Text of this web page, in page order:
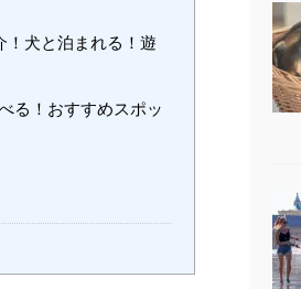
！犬と泊まれる！遊
る！おすすめスポッ